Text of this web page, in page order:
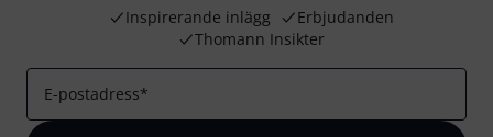
Inspirerande inlägg
Erbjudanden
Thomann Insikter
E-postadress*